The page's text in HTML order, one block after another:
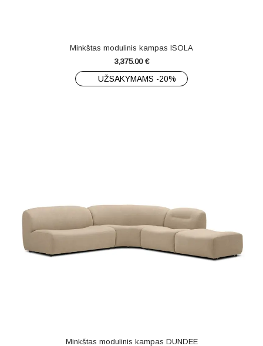
Minkštas modulinis kampas ISOLA
3,375.00 €
UŽSAKYMAMS -20%
Minkštas modulinis kampas DUNDEE